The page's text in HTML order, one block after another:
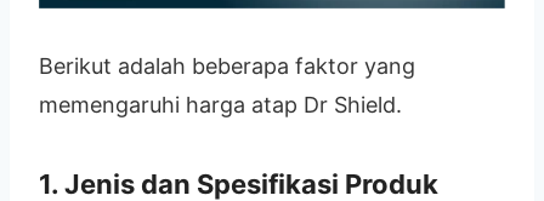
Berikut adalah beberapa faktor yang
memengaruhi harga atap Dr Shield.
1. Jenis dan Spesifikasi Produk